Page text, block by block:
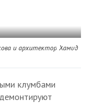
и архитектор Хамид
клумбами